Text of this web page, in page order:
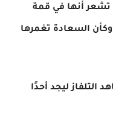
تشعر أنها في قمة
السعادة تغمرها
التلفاز ليجد أحدًا